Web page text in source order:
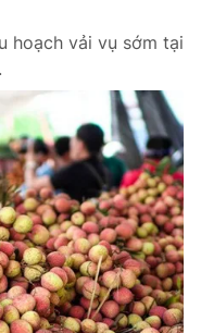
hoạch vải vụ sớm tại